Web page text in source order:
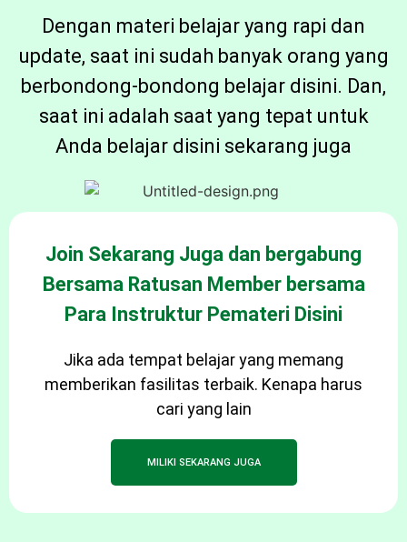
Dengan materi belajar yang rapi dan
update, saat ini sudah banyak orang yang
berbondong-bondong belajar disini. Dan,
saat ini adalah saat yang tepat untuk
Anda belajar disini sekarang juga
Join Sekarang Juga dan bergabung
Bersama Ratusan Member bersama
Para Instruktur Pemateri Disini
Jika ada tempat belajar yang memang
memberikan fasilitas terbaik. Kenapa harus
cari yang lain
MILIKI SEKARANG JUGA